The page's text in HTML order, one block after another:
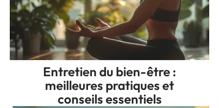
Entretien du bien-être :
meilleures pratiques et
conseils essentiels